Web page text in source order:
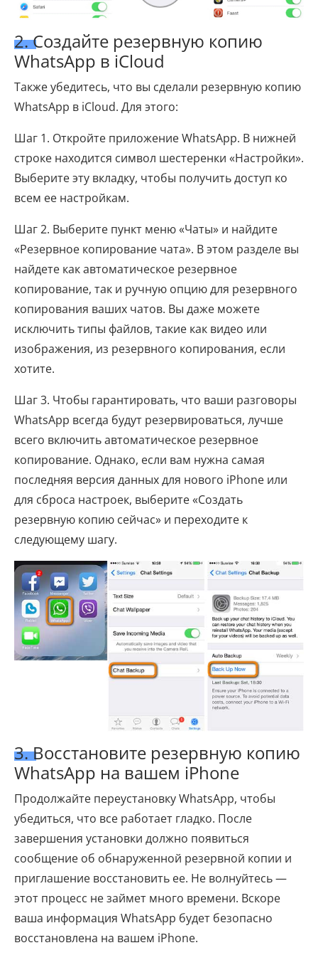
2. Создайте резервную копию
WhatsApp в iCloud
Также убедитесь, что вы сделали резервную копию
WhatsApp в iCloud. Для этого:
Шаг 1. Откройте приложение WhatsApp. В нижней
строке находится символ шестеренки «Настройки».
Выберите эту вкладку, чтобы получить доступ ко
всем ее настройкам.
Шаг 2. Выберите пункт меню «Чаты» и найдите
«Резервное копирование чата». В этом разделе вы
найдете как автоматическое резервное
копирование, так и ручную опцию для резервного
копирования ваших чатов. Вы даже можете
исключить типы файлов, такие как видео или
изображения, из резервного копирования, если
хотите.
Шаг 3. Чтобы гарантировать, что ваши разговоры
WhatsApp всегда будут резервироваться, лучше
всего включить автоматическое резервное
копирование. Однако, если вам нужна самая
последняя версия данных для нового iPhone или
для сброса настроек, выберите «Создать
резервную копию сейчас» и переходите к
следующему шагу.
3. Восстановите резервную копию
WhatsApp на вашем iPhone
Продолжайте переустановку WhatsApp, чтобы
убедиться, что все работает гладко. После
завершения установки должно появиться
сообщение об обнаруженной резервной копии и
приглашение восстановить ее. Не волнуйтесь —
этот процесс не займет много времени. Вскоре
ваша информация WhatsApp будет безопасно
восстановлена ​​на вашем iPhone.